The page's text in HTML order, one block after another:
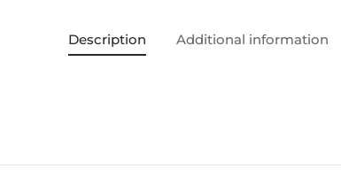
Description Additional information